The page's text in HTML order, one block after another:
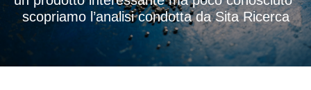
scopriamo l’analisi condotta da Sita Ricerca